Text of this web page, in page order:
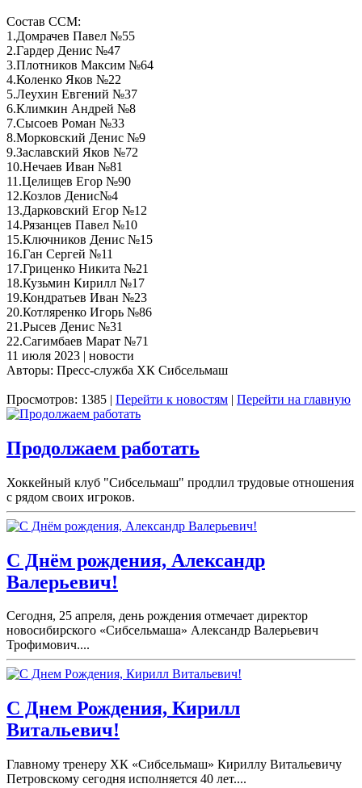
Состав ССМ:
1.Домрачев Павел №55
2.Гардер Денис №47
3.Плотников Максим №64
4.Коленко Яков №22
5.Леухин Евгений №37
6.Климкин Андрей №8
7.Сысоев Роман №33
8.Морковский Денис №9
9.Заславский Яков №72
10.Нечаев Иван №81
11.Целищев Егор №90
12.Козлов Денис№4
13.Дарковский Егор №12
14.Рязанцев Павел №10
15.Ключников Денис №15
16.Ган Сергей №11
17.Гриценко Никита №21
18.Кузьмин Кирилл №17
19.Кондратьев Иван №23
20.Котляренко Игорь №86
21.Рысев Денис №31
22.Сагимбаев Марат №71
11 июля 2023 | новости
Авторы: Пресс-служба ХК Сибсельмаш
Просмотров: 1385 | Перейти к новостям | Перейти на главную
Продолжаем работать
Хоккейный клуб "Сибсельмаш" продлил трудовые отношения
с рядом своих игроков.
С Днём рождения, Александр
Валерьевич!
Сегодня, 25 апреля, день рождения отмечает директор
новосибирского «Сибсельмаша» Александр Валерьевич
Трофимович....
С Днем Рождения, Кирилл
Витальевич!
Главному тренеру ХК «Сибсельмаш» Кириллу Витальевичу
Петровскому сегодня исполняется 40 лет....